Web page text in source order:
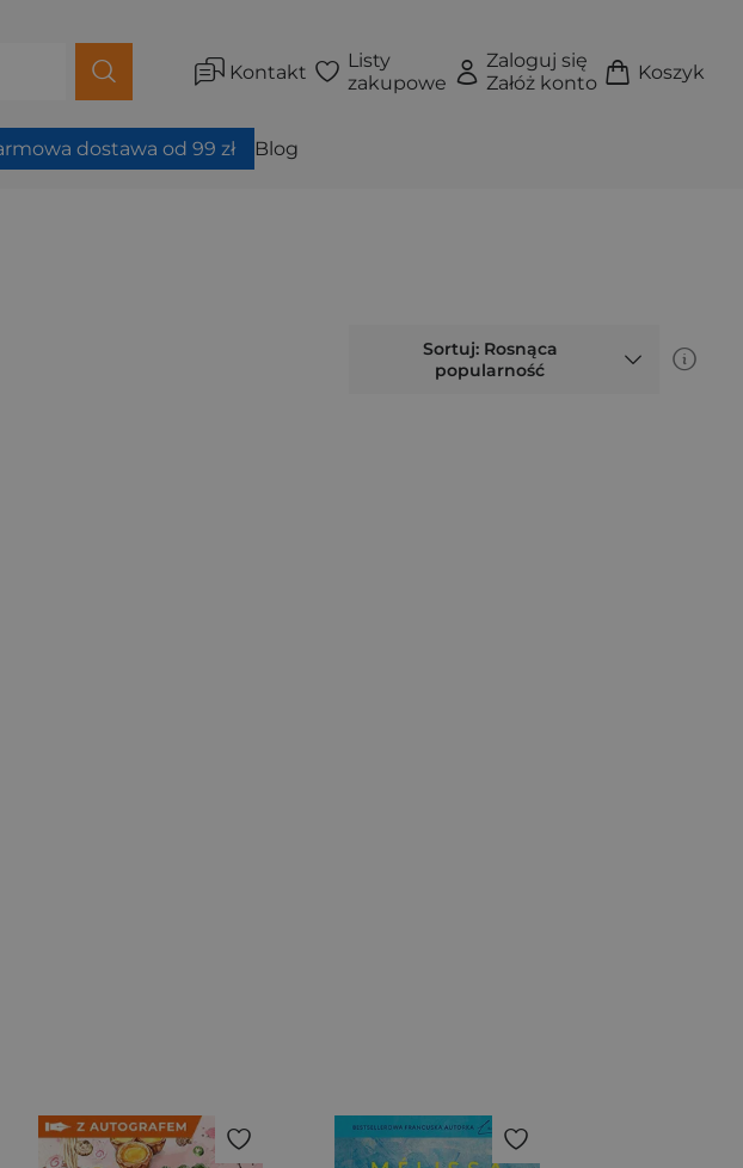
Kontakt
Listy
zakupowe
Zaloguj się
Załóż konto
Koszyk
dostawa od 99 zł Blog
Sortuj: Rosnąca
popularność